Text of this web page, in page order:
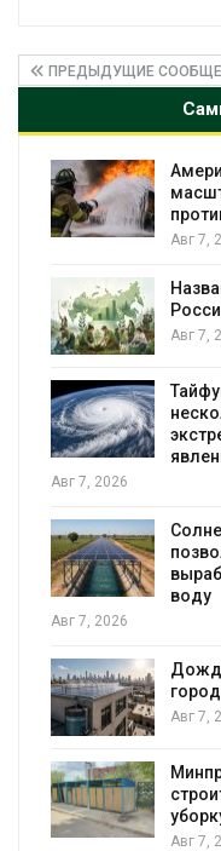
ПРЕДЫДУЩИЕ
Авг 7,
Авг 7,
Авг 7, 2026
воду
Авг 7, 2026
Авг 7,
Авг 7,